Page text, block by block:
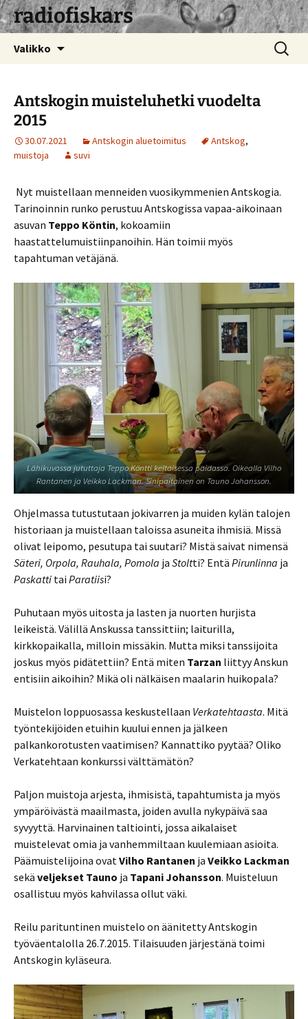
radiofiskars
Valikko Haku:
Antskogin muisteluhetki vuodelta
2015
30.07.2021 Antskogin aluetoimitus Antskog,
muistoja
suvi
Nyt muistellaan menneiden vuosikymmenien Antskogia.
Tarinoinnin runko perustuu Antskogissa vapaa-aikoinaan
asuvan Teppo Köntin, kokoamiin
haastattelumuistiinpanoihin. Hän toimii myös
tapahtuman vetäjänä.
Lähikuvassa jututtaja Teppo Köntti keltaisessa paidassa. Oikealla Vilho
Rantanen ja Veikko Lackman. Sinipaitainen on Tauno Johansson.
Ohjelmassa tutustutaan jokivarren ja muiden kylän talojen
historiaan ja muistellaan taloissa asuneita ihmisiä. Missä
olivat leipomo, pesutupa tai suutari? Mistä saivat nimensä
Säteri, Orpola, Rauhala, Pomola ja Stoltti? Entä Pirunlinna ja
Paskatti tai Paratiisi?
Puhutaan myös uitosta ja lasten ja nuorten hurjista
leikeistä. Välillä Anskussa tanssittiin; laiturilla,
kirkkopaikalla, milloin missäkin. Mutta miksi tanssijoita
joskus myös pidätettiin? Entä miten Tarzan liittyy Anskun
entisiin aikoihin? Mikä oli nälkäisen maalarin huikopala?
Muistelon loppuosassa keskustellaan Verkatehtaasta. Mitä
työntekijöiden etuihin kuului ennen ja jälkeen
palkankorotusten vaatimisen? Kannattiko pyytää? Oliko
Verkatehtaan konkurssi välttämätön?
Paljon muistoja arjesta, ihmisistä, tapahtumista ja myös
ympäröivästä maailmasta, joiden avulla nykypäivä saa
syvyyttä. Harvinainen taltiointi, jossa aikalaiset
muistelevat omia ja vanhemmiltaan kuulemiaan asioita.
Päämuistelijoina ovatVilho Rantanen ja Veikko Lackman
sekä veljekset Tauno ja Tapani Johansson. Muisteluun
osallistuu myös kahvilassa ollut väki.
Reilu parituntinen muistelo on äänitetty Antskogin
työväentalolla 26.7.2015. Tilaisuuden järjestänä toimi
Antskogin kyläseura.